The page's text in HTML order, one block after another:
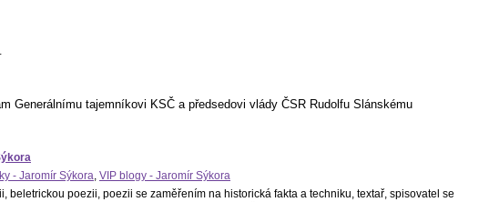
Generálnímu tajemníkovi KSČ a předsedovi vlády ČSR Rudolfu Slánskému
- Jaromír Sýkora, VIP blogy - Jaromír Sýkora
beletrickou poezii, poezii se zaměřením na historická fakta a techniku, textař, spisovatel se